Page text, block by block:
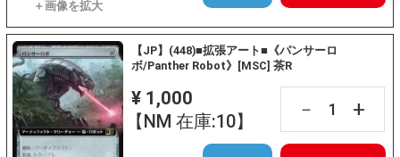
【JP】(448)■拡張アート■《パンサーロ
ボ/Panther Robot》[MSC] 茶R
¥ 1,000
【NM 在庫:10】
－ +